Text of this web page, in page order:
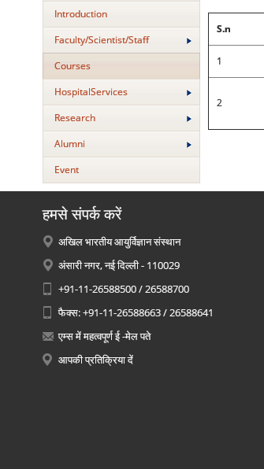
Introduction
Faculty/Scientist/Staff
Courses
HospitalServices
Research
Alumni
Event
S.n
1
2
हमसे संपर्क करें
अखिल भारतीय आयुर्विज्ञान संस्थान
अंसारी नगर, नई दिल्ली - 110029
+91-11-26588500 / 26588700
फैक्स: +91-11-26588663 / 26588641
एम्स में महत्वपूर्ण ई -मेल पते
आपकी प्रतिक्रिया दें